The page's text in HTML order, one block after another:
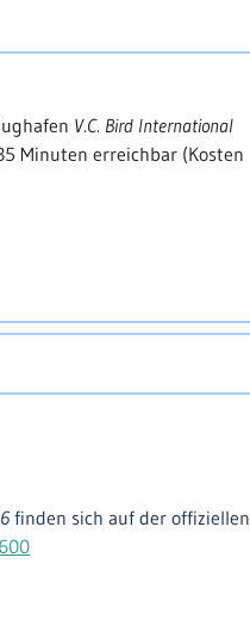
V.C. Bird International
Minuten erreichbar (Kosten
finden sich auf der offiziellen